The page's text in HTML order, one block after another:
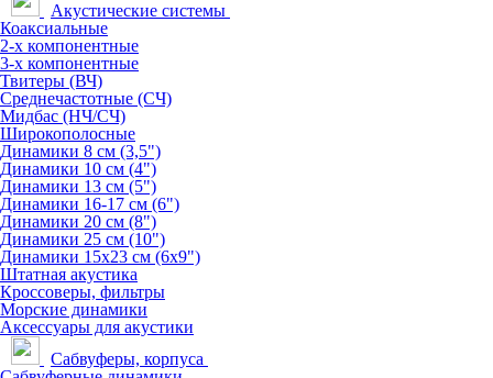
Акустические системы
Коаксиальные
2-х компонентные
3-х компонентные
Твитеры (ВЧ)
Среднечастотные (СЧ)
Мидбас (НЧ/СЧ)
Широкополосные
Динамики 8 см (3,5")
Динамики 10 см (4")
Динамики 13 см (5")
Динамики 16-17 см (6")
Динамики 20 см (8")
Динамики 25 см (10")
Динамики 15х23 см (6х9")
Штатная акустика
Кроссоверы, фильтры
Морские динамики
Аксессуары для акустики
Сабвуферы, корпуса